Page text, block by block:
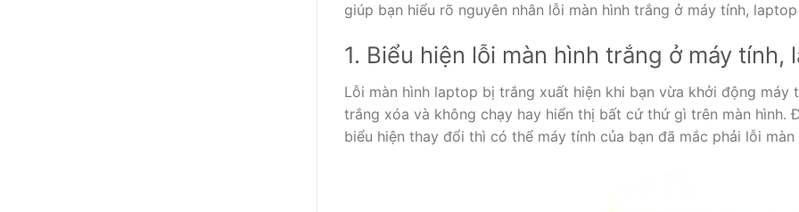
giúp bạn hiểu rõ nguyên nhân lỗi màn hình trắng ở máy tính,
1. Biểu hiện lỗi màn hình trắng ở máy tính,
Lỗi màn hình laptop bị trắng xuất hiện khi bạn vừa khởi động máy
trắng xóa và không chạy hay hiển thị bất cứ thứ gì trên màn hình.
biểu hiện thay đổi thì có thể máy tính của bạn đã mắc phải lỗi màn